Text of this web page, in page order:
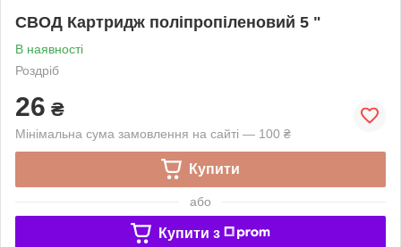
СВОД Картридж поліпропіленовий 5 "
В наявності
Роздріб
26 ₴
Мінімальна сума замовлення на сайті — 100 ₴
Купити
або
Купити з